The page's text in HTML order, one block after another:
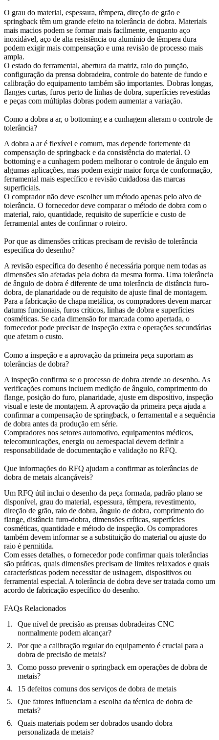
O grau do material, espessura, têmpera, direção de grão e
springback têm um grande efeito na tolerância de dobra. Materiais
mais macios podem se formar mais facilmente, enquanto aço
inoxidável, aço de alta resistência ou alumínio de têmpera dura
podem exigir mais compensação e uma revisão de processo mais
ampla.
O estado do ferramental, abertura da matriz, raio do punção,
configuração da prensa dobradeira, controle do batente de fundo e
calibração do equipamento também são importantes. Dobras longas,
flanges curtas, furos perto de linhas de dobra, superfícies revestidas
e peças com múltiplas dobras podem aumentar a variação.
Como a dobra a ar, o bottoming e a cunhagem alteram o controle de
tolerância?
A dobra a ar é flexível e comum, mas depende fortemente da
compensação de springback e da consistência do material. O
bottoming e a cunhagem podem melhorar o controle de ângulo em
algumas aplicações, mas podem exigir maior força de conformação,
ferramental mais específico e revisão cuidadosa das marcas
superficiais.
O comprador não deve escolher um método apenas pelo alvo de
tolerância. O fornecedor deve comparar o método de dobra com o
material, raio, quantidade, requisito de superfície e custo de
ferramental antes de confirmar o roteiro.
Por que as dimensões críticas precisam de revisão de tolerância
específica do desenho?
A revisão específica do desenho é necessária porque nem todas as
dimensões são afetadas pela dobra da mesma forma. Uma tolerância
de ângulo de dobra é diferente de uma tolerância de distância furo-
dobra, de planaridade ou de requisito de ajuste final de montagem.
Para a fabricação de chapa metálica, os compradores devem marcar
datums funcionais, furos críticos, linhas de dobra e superfícies
cosméticas. Se cada dimensão for marcada como apertada, o
fornecedor pode precisar de inspeção extra e operações secundárias
que afetam o custo.
Como a inspeção e a aprovação da primeira peça suportam as
tolerâncias de dobra?
A inspeção confirma se o processo de dobra atende ao desenho. As
verificações comuns incluem medição de ângulo, comprimento do
flange, posição do furo, planaridade, ajuste em dispositivo, inspeção
visual e teste de montagem. A aprovação da primeira peça ajuda a
confirmar a compensação de springback, o ferramental e a sequência
de dobra antes da produção em série.
Compradores nos setores automotivo, equipamentos médicos,
telecomunicações, energia ou aeroespacial devem definir a
responsabilidade de documentação e validação no RFQ.
Que informações do RFQ ajudam a confirmar as tolerâncias de
dobra de metais alcançáveis?
Um RFQ útil inclui o desenho da peça formada, padrão plano se
disponível, grau do material, espessura, têmpera, revestimento,
direção de grão, raio de dobra, ângulo de dobra, comprimento do
flange, distância furo-dobra, dimensões críticas, superfícies
cosméticas, quantidade e método de inspeção. Os compradores
também devem informar se a substituição do material ou ajuste do
raio é permitida.
Com esses detalhes, o fornecedor pode confirmar quais tolerâncias
são práticas, quais dimensões precisam de limites relaxados e quais
características podem necessitar de usinagem, dispositivos ou
ferramental especial. A tolerância de dobra deve ser tratada como um
acordo de fabricação específico do desenho.
FAQs Relacionados
Que nível de precisão as prensas dobradeiras CNC
normalmente podem alcançar?
Por que a calibração regular do equipamento é crucial para a
dobra de precisão de metais?
Como posso prevenir o springback em operações de dobra de
metais?
15 defeitos comuns dos serviços de dobra de metais
Que fatores influenciam a escolha da técnica de dobra de
metais?
Quais materiais podem ser dobrados usando dobra
personalizada de metais?